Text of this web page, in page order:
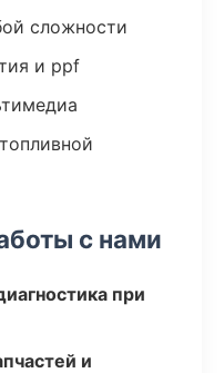
сложности
и ppf
с нами
при
и